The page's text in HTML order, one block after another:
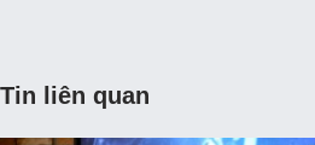
Tin liên quan